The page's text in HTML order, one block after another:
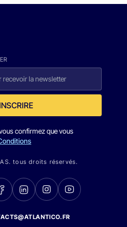
confirmez que vous
tous droits réservés.